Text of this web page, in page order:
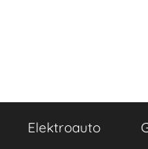
Elektroauto